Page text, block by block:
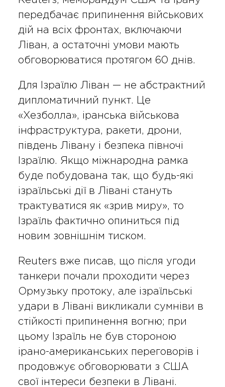
передбачає припинення військових
дій на всіх фронтах, включаючи
Ліван, а остаточні умови мають
обговорюватися протягом 60 днів.
Для Ізраїлю Ліван — не абстрактний
дипломатичний пункт. Це
«Хезболла», іранська військова
інфраструктура, ракети, дрони,
південь Лівану і безпека півночі
Ізраїлю. Якщо міжнародна рамка
буде побудована так, що будь-які
ізраїльські дії в Лівані стануть
трактуватися як «зрив миру», то
Ізраїль фактично опиниться під
новим зовнішнім тиском.
Reuters вже писав, що після угоди
танкери почали проходити через
Ормузьку протоку, але ізраїльські
удари в Лівані викликали сумніви в
стійкості припинення вогню; при
цьому Ізраїль не був стороною
ірано-американських переговорів і
продовжує обговорювати з США
свої інтереси безпеки в Лівані.